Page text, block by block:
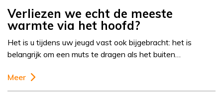
Verliezen we echt de meeste
warmte via het hoofd?
Het is u tijdens uw jeugd vast ook bijgebracht: het is
belangrijk om een muts te dragen als het buiten…
Meer